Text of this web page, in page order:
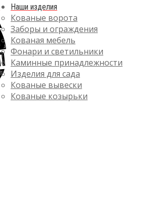
Наши изделия
Кованые ворота
Заборы и ограждения
Кованая мебель
Фонари и светильники
Каминные принадлежности
Изделия для сада
Кованые вывески
Кованые козырьки